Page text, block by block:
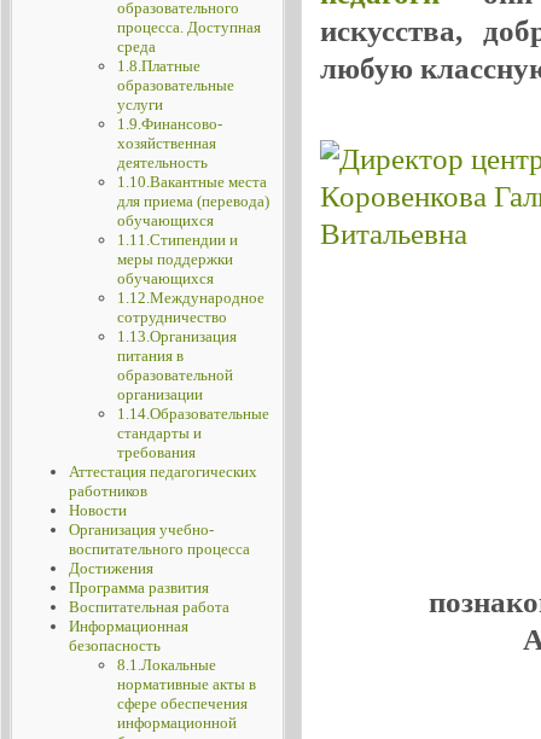
образовательного
процесса. Доступная
среда
1.8.Платные
образовательные
услуги
1.9.Финансово-
хозяйственная
деятельность
1.10.Вакантные места
для приема (перевода)
обучающихся
1.11.Стипендии и
меры поддержки
обучающихся
1.12.Международное
сотрудничество
1.13.Организация
питания в
образовательной
организации
1.14.Образовательные
стандарты и
требования
Аттестация педагогических
работников
Новости
Организация учебно-
воспитательного процесса
Достижения
Программа развития
Воспитательная работа
Информационная
безопасность
8.1.Локальные
нормативные акты в
сфере обеспечения
информационной
искусства,
любую